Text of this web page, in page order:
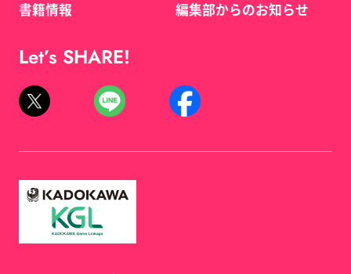
書籍情報
編集部からのお知らせ
Let’s SHARE!